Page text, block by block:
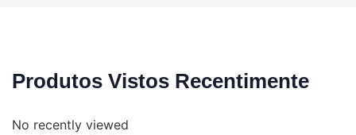
Produtos Vistos Recentimente
No recently viewed